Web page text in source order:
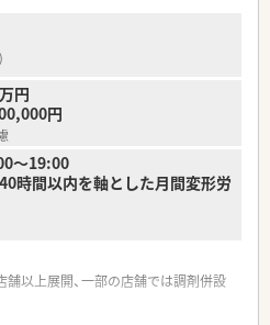
す。
、じっくりと患者様と向き合いたいと
います。
円
円
～19:00
時間以内を軸とした月間変形労
舗以上展開、一部の店舗では調剤併設